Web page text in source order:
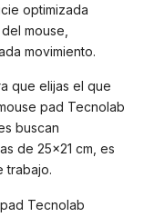
optimizada
mouse,
movimiento.
que elijas el que
pad Tecnolab
buscan
de 25x21 cm, es
trabajo.
Tecnolab